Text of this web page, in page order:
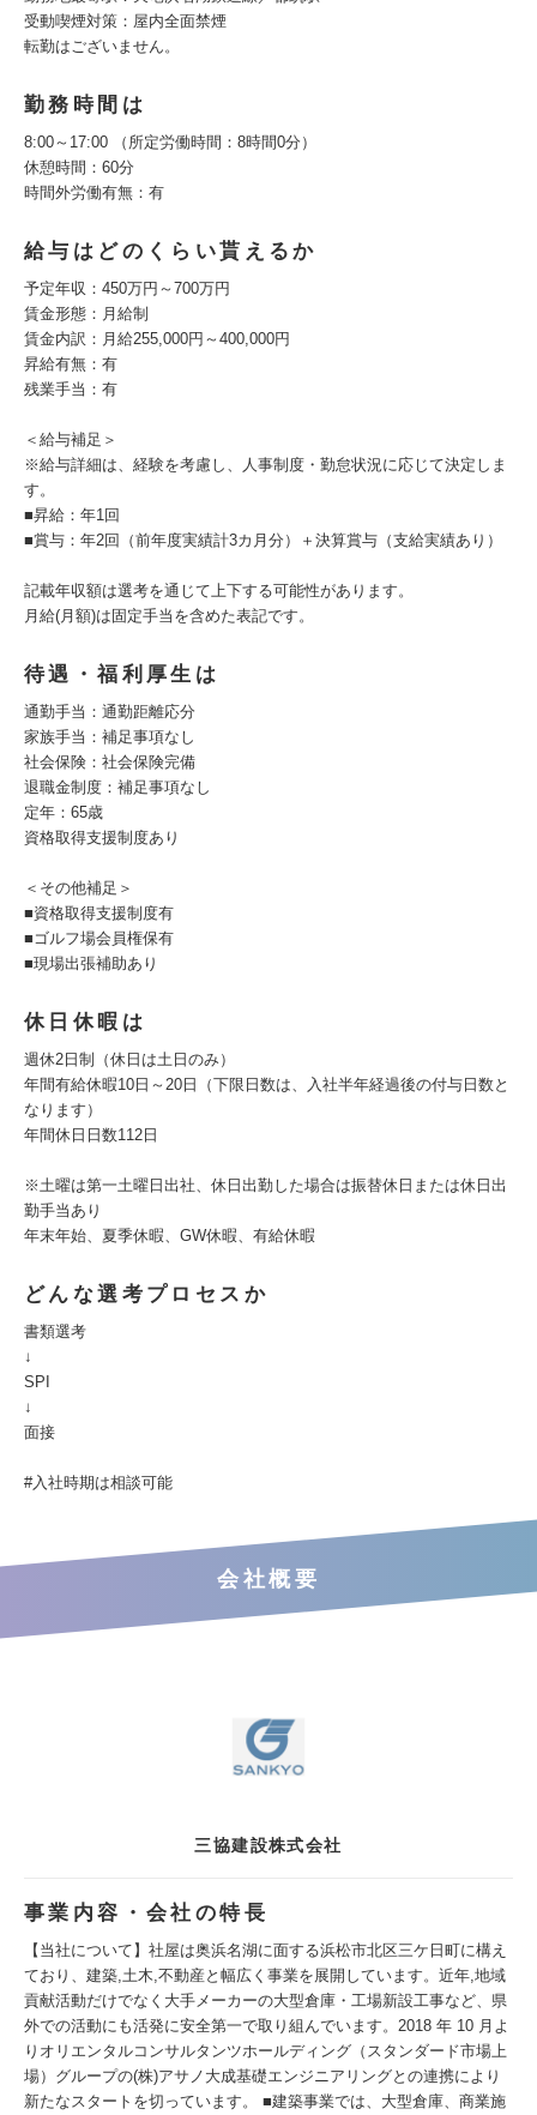
受動喫煙対策：屋内全面禁煙
転勤はございません。
勤務時間は
8:00～17:00 （所定労働時間：8時間0分）
休憩時間：60分
時間外労働有無：有
給与はどのくらい貰えるか
予定年収：450万円～700万円
賃金形態：月給制
賃金内訳：月給255,000円～400,000円
昇給有無：有
残業手当：有
＜給与補足＞
※給与詳細は、経験を考慮し、人事制度・勤怠状況に応じて決定しま
す。
■昇給：年1回
■賞与：年2回（前年度実績計3カ月分）＋決算賞与（支給実績あり）
記載年収額は選考を通じて上下する可能性があります。
月給(月額)は固定手当を含めた表記です。
待遇・福利厚生は
通勤手当：通勤距離応分
家族手当：補足事項なし
社会保険：社会保険完備
退職金制度：補足事項なし
定年：65歳
資格取得支援制度あり
＜その他補足＞
■資格取得支援制度有
■ゴルフ場会員権保有
■現場出張補助あり
休日休暇は
週休2日制（休日は土日のみ）
年間有給休暇10日～20日（下限日数は、入社半年経過後の付与日数と
なります）
年間休日日数112日
※土曜は第一土曜日出社、休日出勤した場合は振替休日または休日出
勤手当あり
年末年始、夏季休暇、GW休暇、有給休暇
どんな選考プロセスか
書類選考
↓
SPI
↓
面接
#入社時期は相談可能
会社概要
三協建設株式会社
事業内容・会社の特長
【当社について】社屋は奥浜名湖に面する浜松市北区三ケ日町に構え
ており、建築,土木,不動産と幅広く事業を展開しています。近年,地域
貢献活動だけでなく大手メーカーの大型倉庫・工場新設工事など、県
外での活動にも活発に安全第一で取り組んでいます。2018 年 10 月よ
りオリエンタルコンサルタンツホールディング（スタンダード市場上
場）グループの(株)アサノ大成基礎エンジニアリングとの連携により
新たなスタートを切っています。 ■建築事業では、大型倉庫、商業施